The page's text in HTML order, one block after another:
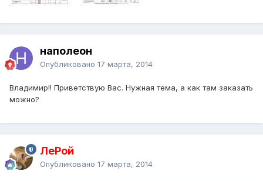
наполеон
Опубликовано 17 марта, 2014
Владимир!! Приветствую Вас. Нужная тема, а как там заказать
можно?
ЛеРой
Опубликовано 17 марта, 2014